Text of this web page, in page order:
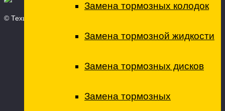
Замена тормозных колодок
Замена тормозной жидкости
Замена тормозных дисков
Замена тормозных
© Техцентр ТО - технический центр, 2026